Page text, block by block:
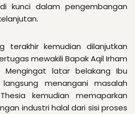
kunci dalam pengembangan
terakhir kemudian dilanjutkan
mewakili Bapak Aqil Irham
Mengingat latar belakang Ibu
menangani masalah
kemudian memaparkan
industri halal dari sisi proses